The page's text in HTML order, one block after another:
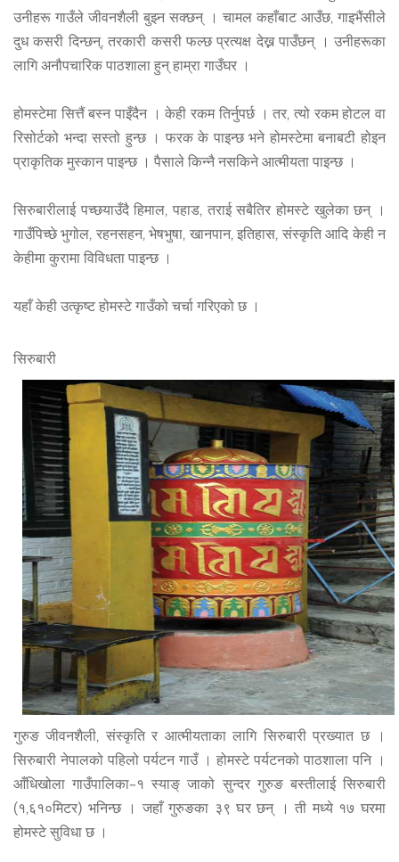
उनीहरू गाउँले जीवनशैली बुझ्न सक्छन् । चामल कहाँबाट आउँछ, गाइभैंसीले
दुध कसरी दिन्छन्, तरकारी कसरी फल्छ प्रत्यक्ष देख्न पाउँछन् । उनीहरूका
लागि अनौपचारिक पाठशाला हुन् हाम्रा गाउँघर ।
होमस्टेमा सित्तैं बस्न पाइँदैन । केही रकम तिर्नुपर्छ । तर, त्यो रकम होटल वा
रिसोर्टको भन्दा सस्तो हुन्छ । फरक के पाइन्छ भने होमस्टेमा बनाबटी होइन
प्राकृतिक मुस्कान पाइन्छ । पैसाले किन्नै नसकिने आत्मीयता पाइन्छ ।
सिरुबारीलाई पच्छयाउँदै हिमाल, पहाड, तराई सबैतिर होमस्टे खुलेका छन् ।
गाउँपिच्छे भुगोल, रहनसहन, भेषभुषा, खानपान, इतिहास, संस्कृति आदि केही न
केहीमा कुरामा विविधता पाइन्छ ।
यहाँ केही उत्कृष्ट होमस्टे गाउँको चर्चा गरिएको छ ।
सिरुबारी
गुरुङ जीवनशैली, संस्कृति र आत्मीयताका लागि सिरुबारी प्रख्यात छ ।
सिरुबारी नेपालको पहिलो पर्यटन गाउँ । होमस्टे पर्यटनको पाठशाला पनि ।
आँधिखोला गाउँपालिका–१ स्याङ् जाको सुन्दर गुरुङ बस्तीलाई सिरुबारी
(१,६१०मिटर) भनिन्छ । जहाँ गुरुङका ३९ घर छन् । ती मध्ये १७ घरमा
होमस्टे सुविधा छ ।